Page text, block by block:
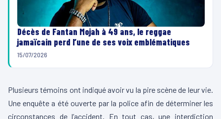
Décès de Fantan Mojah à 49 ans, le reggae
jamaïcain perd l’une de ses voix emblématiques
15/07/2026
Plusieurs témoins ont indiqué avoir vu la pire scène de leur vie.
Une enquête a été ouverte par la police afin de déterminer les
circonstances de l’accident. En tout cas, une interdiction